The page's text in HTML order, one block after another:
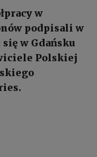
w
podpisali w
w Gdańsku
Polskiej